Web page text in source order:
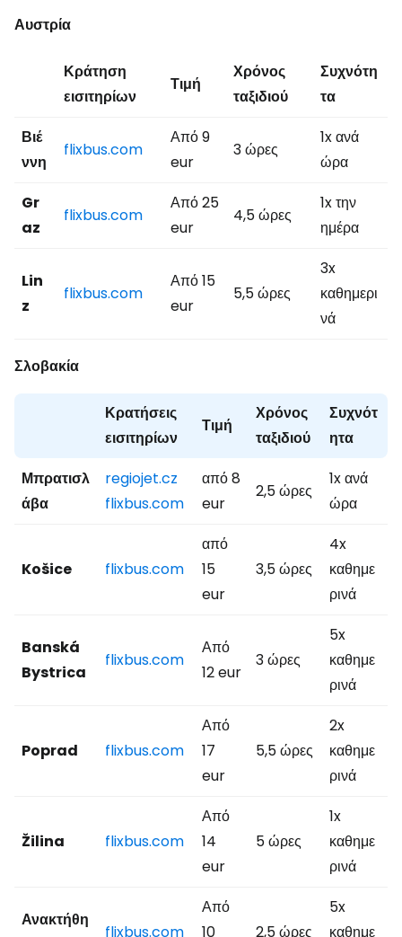
Αυστρία
Κράτηση
εισιτηρίων
Τιμή
Χρόνος
ταξιδιού
Συχνότη
τα
Βιέ
ννη
flixbus.com
Από 9
eur
3 ώρες
1x ανά
ώρα
Gr
az
flixbus.com
Από 25
eur
4,5 ώρες
1x την
ημέρα
Lin
z
flixbus.com
Από 15
eur
5,5 ώρες
3x
καθημερι
νά
Σλοβακία
Κρατήσεις
εισιτηρίων
Τιμή
Χρόνος
ταξιδιού
Συχνότ
ητα
Μπρατισλ
άβα
regiojet.cz
flixbus.com
από 8
eur
2,5 ώρες
1x ανά
ώρα
Košice flixbus.com
από
15
eur
3,5 ώρες
4x
καθημε
ρινά
Banská
Bystrica
flixbus.com
Από
12 eur
3 ώρες
5x
καθημε
ρινά
Poprad flixbus.com
Από
17
eur
5,5 ώρες
2x
καθημε
ρινά
Žilina flixbus.com
Από
14
eur
5 ώρες
1x
καθημε
ρινά
Ανακτήθη
flixbus.com
Από
10
2,5 ώρες
5x
καθημε